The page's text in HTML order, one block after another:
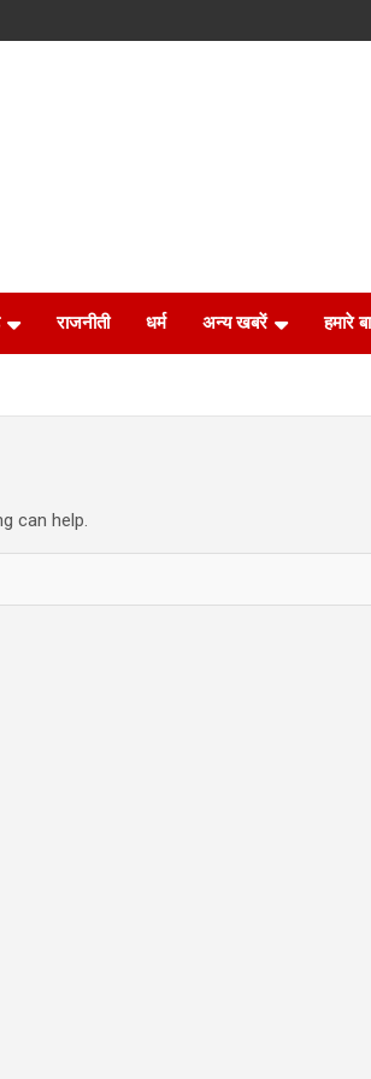
राजनीती धर्म अन्य खबरें हमारे
can help.